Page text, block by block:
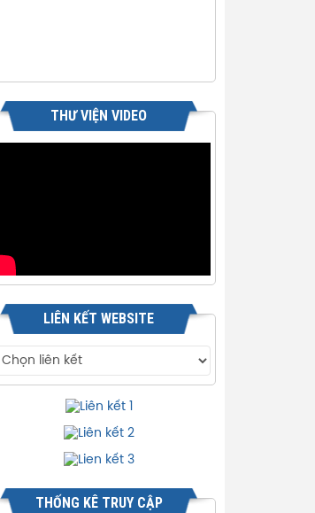
THƯ VIỆN VIDEO
LIÊN KẾT WEBSITE
THỐNG KÊ TRUY CẬP